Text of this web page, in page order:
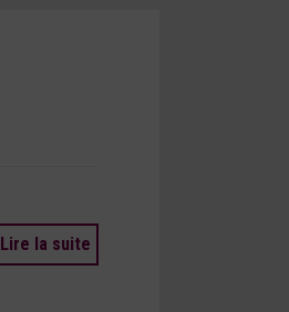
Lire la suite